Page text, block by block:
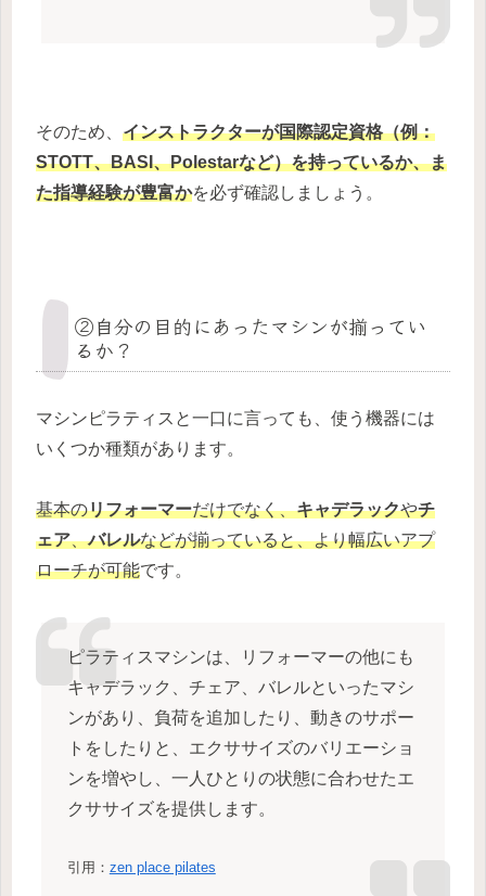
そのため、 インストラクターが国際認定資格（例：
STOTT、BASI、Polestarなど）を持っているか、ま
た指導経験が豊富かを必ず確認しましょう。
②自分の目的にあったマシンが揃ってい
るか？
マシンピラティスと一口に言っても、使う機器には
いくつか種類があります。
基本のリフォーマーだけでなく、キャデラックやチ
ェア、バレルなどが揃っていると、より幅広いアプ
ローチが可能です。
ピラティスマシンは、リフォーマーの他にも
キャデラック、チェア、バレルといったマシ
ンがあり、負荷を追加したり、動きのサポー
トをしたりと、エクササイズのバリエーショ
ンを増やし、一人ひとりの状態に合わせたエ
クササイズを提供します。
引用： zen place pilates